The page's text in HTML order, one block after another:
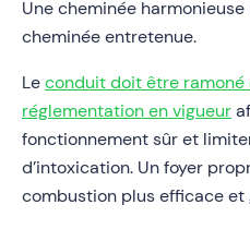
Une cheminée
cheminée entretenue.
Leconduit doit être ramoné
réglementation en vigueur
fonctionnement sûr et
d’intoxication. Un foyer
combustion plus efficace et